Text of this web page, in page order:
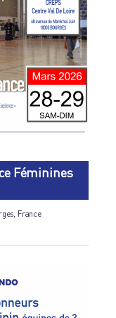
Féminines
France